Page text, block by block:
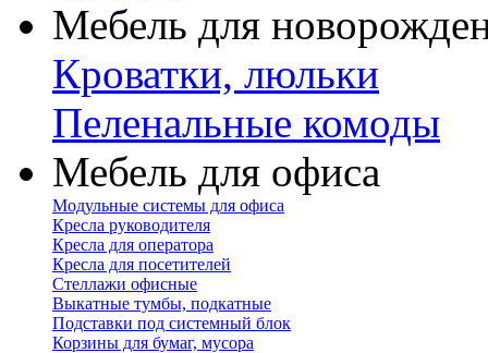
Мебель для
Кроватки, люльки
Пеленальные комоды
Мебель для офиса
Модульные системы для офиса
Кресла руководителя
Кресла для оператора
Кресла для посетителей
Стеллажи офисные
Выкатные тумбы, подкатные
Подставки под системный блок
Корзины для бумаг, мусора